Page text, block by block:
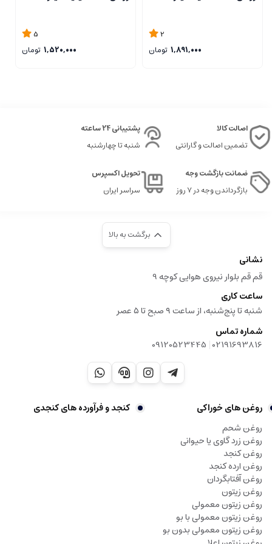
2
1,891,000 تومان
5
1,520,000 تومان
اصالت کالا
تضمین اصالت و گارانتی
پشتیبانی 24 ساعته
شنبه تا چهارشنبه
ضمانت بازگشت وجه
بازگرداندن وجه در ۷ روز
تحویل اکسپرس
سراسر ایران
برگشت به بالا
نشانی
قم قم بلوار نیروی هوایی کوچه 9
ساعت کاری
شنبه تا پنج‌شنبه، از ساعت ۹ صبح تا ۵ عصر
شماره تماس
02191693816
|
09120523445
روغن های خوراکی
روغن شحم
روغن زرد گاوی یا حیوانی
روغن کنجد
روغن ارده کنجد
روغن آفتابگردان
روغن زیتون
روغن زیتون معمولی
روغن زیتون معمولی با بو
روغن زیتون معمولی بدون بو
کنجد و فرآورده های کنجدی